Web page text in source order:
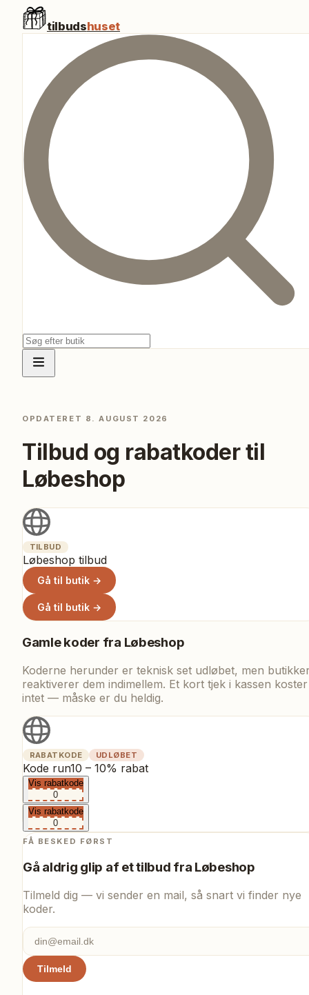
tilbudshuset
OPDATERET 8. AUGUST 2026
Tilbud og rabatkoder til
Løbeshop
TILBUD
Løbeshop tilbud
Gå til butik →
Gå til butik →
Gamle koder fra Løbeshop
Koderne herunder er teknisk set udløbet, men
reaktiverer dem indimellem. Et kort tjek i kassen koster
intet — måske er du heldig.
RABATKODE UDLØBET
Kode run10 – 10% rabat
Vis rabatkode
0
Vis rabatkode
0
FÅ BESKED FØRST
Gå aldrig glip af et tilbud fra Løbeshop
Tilmeld dig — vi sender en mail, så snart vi finder nye
koder.
Tilmeld